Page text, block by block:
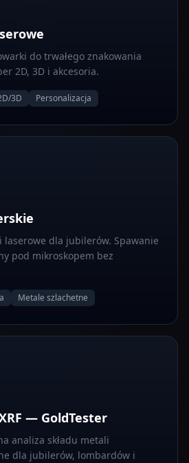
do trwałego znakowania
2D, 3D i akcesoria.
3D Personalizacja
laserowe dla jubilerów. Spawanie
pod mikroskopem bez
Metale szlachetne
— GoldTester
analiza składu metali
dla jubilerów, lombardów i